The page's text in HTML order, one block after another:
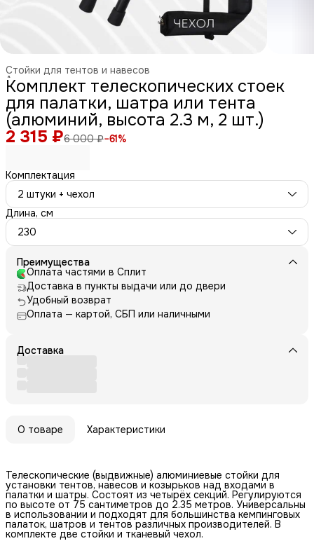
Стойки для тентов и навесов
Аксессуары для палаток и тентов ›
Туризм и отдых на природе
Спорт и отдых ›
Главная ›
Комплект телескопических стоек
для палатки, шатра или тента
(алюминий, высота 2.3 м, 2 шт.)
2 315 ₽6 000 ₽−61%
Комплектация
2 штуки + чехол
Длина, см
230
Преимущества
Оплата частями в Сплит
Доставка в пункты выдачи или до двери
Удобный возврат
Оплата — картой, СБП или наличными
Доставка
О товаре Характеристики
Телескопические (выдвижные) алюминиевые стойки для
установки тентов, навесов и козырьков над входами в
палатки и шатры. Состоят из четырёх секций. Регулируются
по высоте от 75 сантиметров до 2.35 метров. Универсальны
в использовании и подходят для большинства кемпинговых
палаток, шатров и тентов различных производителей. В
комплекте две стойки и тканевый чехол.